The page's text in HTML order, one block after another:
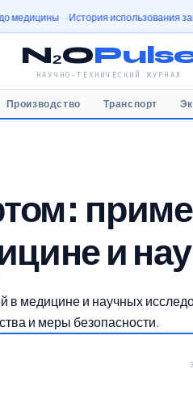
История использования закиси азота
N₂O
НАУЧНО-ТЕХНИЧЕСКИЙ ЖУРНАЛ
Производство Транспорт
и
в медицине и научных
и меры безопасности.